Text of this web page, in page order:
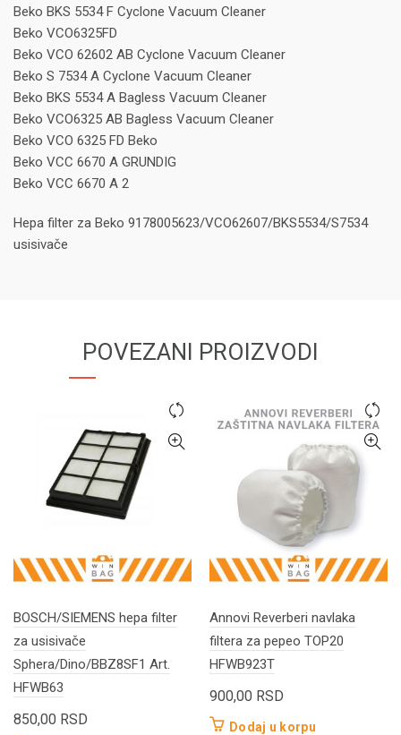
Beko BKS 5534 F Cyclone Vacuum Cleaner
Beko VCO6325FD
Beko VCO 62602 AB Cyclone Vacuum Cleaner
Beko S 7534 A Cyclone Vacuum Cleaner
Beko BKS 5534 A Bagless Vacuum Cleaner
Beko VCO6325 AB Bagless Vacuum Cleaner
Beko VCO 6325 FD Beko
Beko VCC 6670 A GRUNDIG
Beko VCC 6670 A 2
Hepa filter za Beko 9178005623/VCO62607/BKS5534/S7534
usisivače
POVEZANI PROIZVODI
BOSCH/SIEMENS hepa filter
za usisivače
Sphera/Dino/BBZ8SF1 Art.
HFWB63
850,00 RSD
Annovi Reverberi navlaka
filtera za pepeo TOP20
HFWB923T
900,00 RSD
Dodaj u korpu